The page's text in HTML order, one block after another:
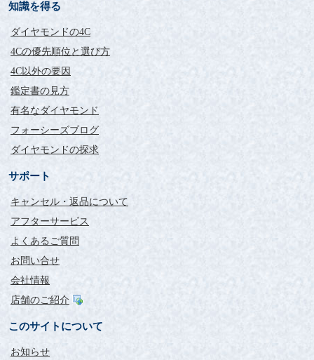
知識を得る
ダイヤモンドの4C
4Cの優先順位と選び方
4C以外の要因
鑑定書の見方
有名なダイヤモンド
フォーシーズブログ
ダイヤモンドの探求
サポート
キャンセル・返品について
アフターサービス
よくあるご質問
お問い合せ
会社情報
店舗のご紹介
このサイトについて
お知らせ